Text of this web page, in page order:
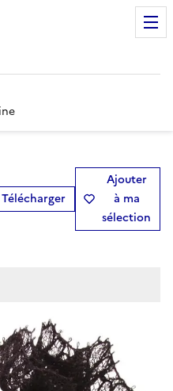
Télécharger
Ajouter
à ma
sélection